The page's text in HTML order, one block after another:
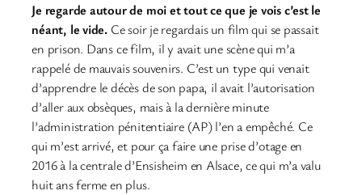
Je regarde autour de moi et tout ce que je vois c’est le
néant, le vide. Ce soir je regardais un film qui se passait
en prison. Dans ce film, il y avait une scène qui m’a
rappelé de mauvais souvenirs. C’est un type qui venait
d’apprendre le décès de son papa, il avait l’autorisation
d’aller aux obsèques, mais à la dernière minute
l’administration pénitentiaire (AP) l’en a empêché. Ce
qui m’est arrivé, et pour ça faire une prise d’otage en
2016 à la centrale d’Ensisheim en Alsace, ce qui m’a valu
huit ans ferme en plus.